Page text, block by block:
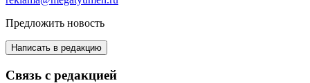
Предложить новость
Написать в редакцию
Связь с редакцией